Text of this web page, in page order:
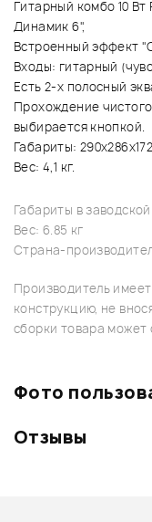
Гитарный комбо 10 Вт
Динамик 6",
Встроенный эффект
Входы: гитарный
Есть 2-х полосный
Прохождение
выбирается кнопкой.
Габариты:
Вес: 4,1 кг.
Габариты в
Вес: 6.85 кг
Страна-
Производитель
конструкцию, не
сборки товара может
Фото
Загрузите свои
Отзывы